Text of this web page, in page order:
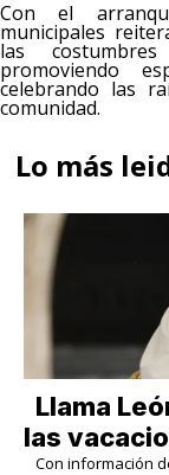
Con el
municipales
las
promoviendo
celebrando las
comunidad.
Lo más
Llama
las
Con información